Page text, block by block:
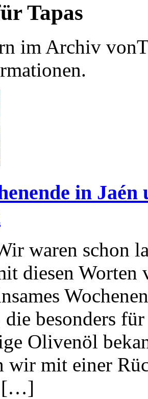
Tapas
im Archiv
in
waren schon
diesen
die besonders
Olivenöl
wir mit einer
[…]